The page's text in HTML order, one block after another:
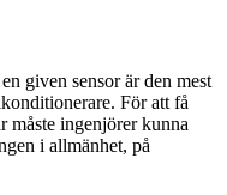
given sensor är den mest
För att få
måste ingenjörer kunna
i allmänhet, på